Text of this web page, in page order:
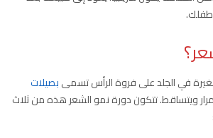
طفلك.
في الجلد على فروة الرأس تسمىبصيلات
ويتساقط. تتكون دورة نمو الشعر هذه من ثلاث